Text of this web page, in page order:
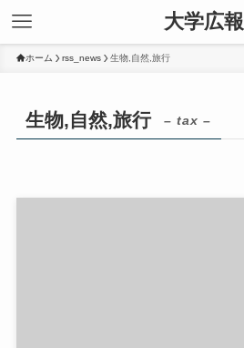
大学広報
ホーム rss_news 生物,自然,旅行
生物,自然,旅行 – tax –